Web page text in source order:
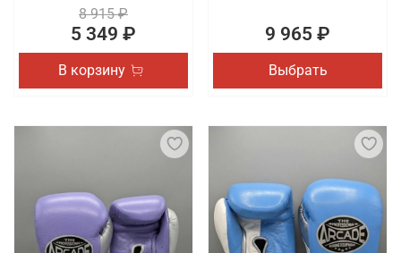
8 915 ₽
5 349 ₽
В корзину
9 965 ₽
Выбрать